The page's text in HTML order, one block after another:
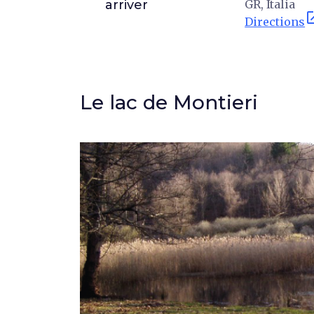
arriver
GR, Italia
Directions
Le lac de Montieri